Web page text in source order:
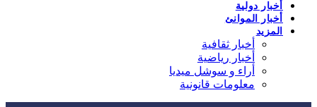
أخبار دولية
أخبار الموانئ
المزيد
أخبار ثقافية
أخبار رياضية
أراء و سوشل ميديا
معلومات قانونية